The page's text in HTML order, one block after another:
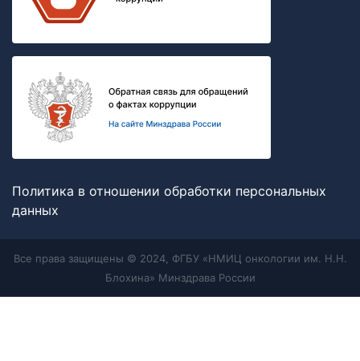
Политика в отношении обработки персональных
данных
Все права защищены © 2024, ФГБУ «НМИЦ онкологии им. Н.Н.
Блохина» Минздрава России